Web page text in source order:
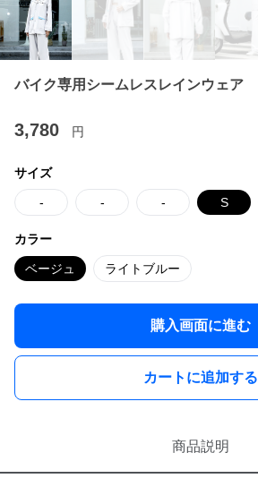
バイク専用シームレスレインウェア
3,780 円
サイズ
- - - S
カラー
ベージュ ライトブルー
購入画面に進む
カートに追加する
商品説明